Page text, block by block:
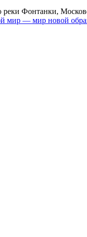
реки Фонтанки,
мир — мир новой